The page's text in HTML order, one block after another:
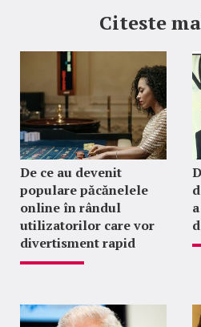
Citeste
De ce au devenit
populare păcănelele
online în rândul
utilizatorilor care vor
divertisment rapid